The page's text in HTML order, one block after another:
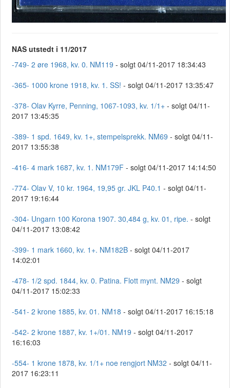
NAS utstedt i 11/2017
-749- 2 øre 1968, kv. 0. NM119 - solgt 04/11-2017 18:34:43
-365- 1000 krone 1918, kv. 1. SS! - solgt 04/11-2017 13:35:47
-378- Olav Kyrre, Penning, 1067-1093, kv. 1/1+ - solgt 04/11-
2017 13:45:35
-389- 1 spd. 1649, kv. 1+, stempelsprekk. NM69 - solgt 04/11-
2017 13:55:38
-416- 4 mark 1687, kv. 1. NM179F - solgt 04/11-2017 14:14:50
-774- Olav V, 10 kr. 1964, 19,95 gr. JKL P40.1 - solgt 04/11-
2017 19:16:44
-304- Ungarn 100 Korona 1907. 30,484 g, kv. 01, ripe. - solgt
04/11-2017 13:08:42
-399- 1 mark 1660, kv. 1+. NM182B - solgt 04/11-2017
14:02:01
-478- 1/2 spd. 1844, kv. 0. Patina. Flott mynt. NM29 - solgt
04/11-2017 15:02:33
-541- 2 krone 1885, kv. 01. NM18 - solgt 04/11-2017 16:15:18
-542- 2 krone 1887, kv. 1+/01. NM19 - solgt 04/11-2017
16:16:03
-554- 1 krone 1878, kv. 1/1+ noe rengjort NM32 - solgt 04/11-
2017 16:23:11